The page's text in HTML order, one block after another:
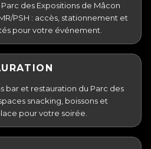
des Expositions de Mâcon
PSH : accès, stationnement et
pour votre événement.
bar et restauration du Parc des
snacking, boissons et
pour votre soirée.